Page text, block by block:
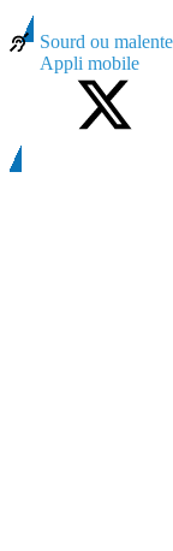
Sourd ou
Appli mobile